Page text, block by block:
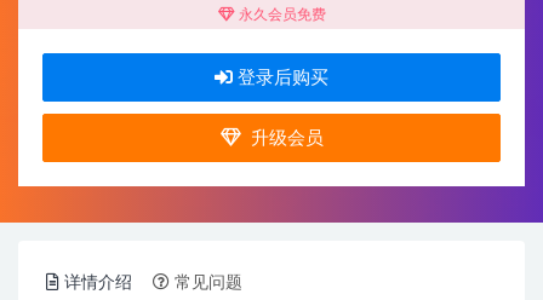
永久会员免费
登录后购买
升级会员
详情介绍 常见问题